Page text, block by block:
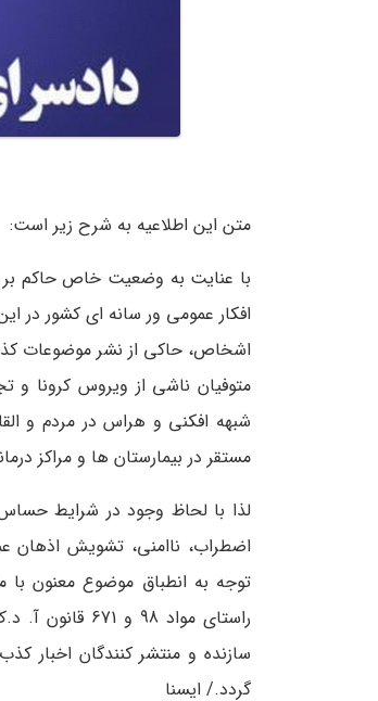
متن این اطلاعیه به شرح زیر است:
با عنایت به وضعیت خاص حاکم
افکار عمومی ور سانه ای کشور در
اشخاص، حاکی از نشر موضوعات
متوفیان ناشی از ویروس کرونا
شبهه افکنی و هراس در مردم و
مستقر در بیمارستان ها و مراکز
لذا با لحاظ وجود در شرایط
اضطراب، ناامنی، تشویش اذهان
راستای مواد
سازنده و منتشر کنندگان اخبار
گردد./ ایسنا